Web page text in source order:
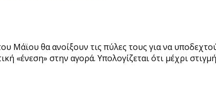
Μάϊου θα ανοίξουν τις πύλες τους για να
«ένεση» στην αγορά. Υπολογίζεται ότι μέχρι